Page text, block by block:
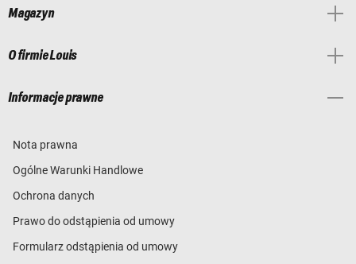
Magazyn
O firmie Louis
Informacje prawne
Nota prawna
Ogólne Warunki Handlowe
Ochrona danych
Prawo do odstąpienia od umowy
Formularz odstąpienia od umowy